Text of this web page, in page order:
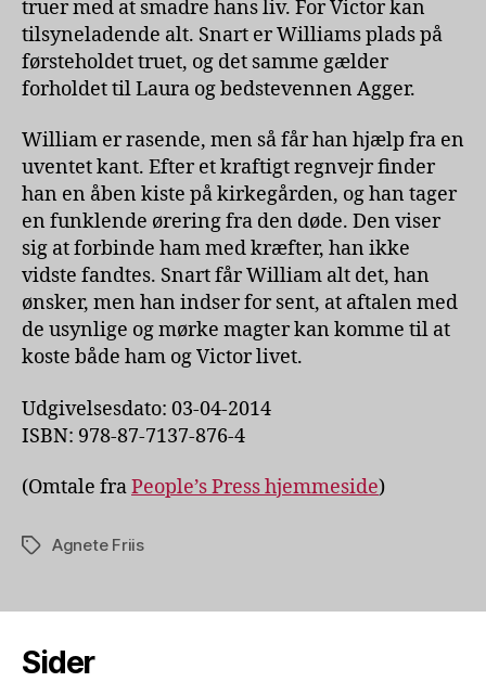
truer med at smadre hans liv. For Victor kan
tilsyneladende alt. Snart er Williams plads på
førsteholdet truet, og det samme gælder
forholdet til Laura og bedstevennen Agger.
William er rasende, men så får han hjælp fra en
uventet kant. Efter et kraftigt regnvejr finder
han en åben kiste på kirkegården, og han tager
en funklende ørering fra den døde. Den viser
sig at forbinde ham med kræfter, han ikke
vidste fandtes. Snart får William alt det, han
ønsker, men han indser for sent, at aftalen med
de usynlige og mørke magter kan komme til at
koste både ham og Victor livet.
Udgivelsesdato: 03-04-2014
ISBN: 978-87-7137-876-4
(Omtale fraPeople’s Press hjemmeside)
TagsAgnete Friis
Sider